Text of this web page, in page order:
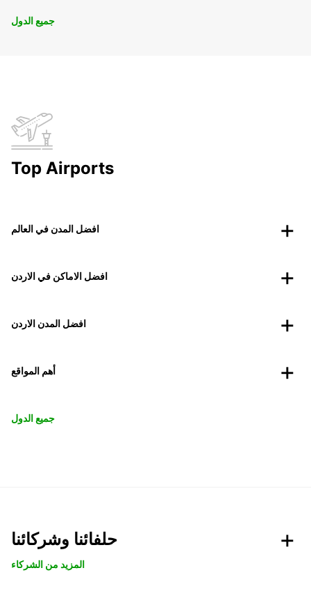
جميع الدول
Top Airports
افضل المدن في العالم
افضل الاماكن في الاردن
افضل المدن الاردن
أهم المواقع
جميع الدول
حلفائنا وشركائنا
المزيد من الشركاء